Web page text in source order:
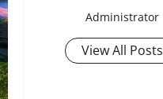
Administrator
View All Posts